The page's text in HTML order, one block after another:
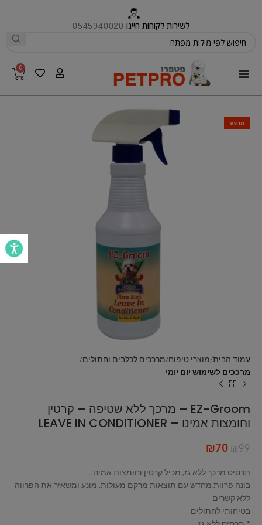
לשירות לקוחות חייגו 0545940020
0
מבצע
עמוד הבית מוצרי טיפוח מרככים לכלבים וחתולים
מרככים לשימוש יום יומי
EZ-Groom – מרכך ללא שטיפה – קרטין
וחומצות אמינו – LEAVE IN CONDITIONER
₪99
₪70
תרסיס מרכך ללא גז, מכיל קרטין וחומצות אמינו.
בונה פרוות מחדש עם תוצאות מרקם מעולות. מונע ומשאיר את הפרווה
ללא קשרים
בטיחותי לחתולים